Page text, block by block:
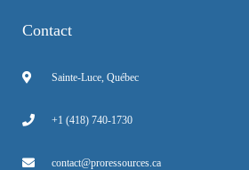
Contact
Sainte-Luce, Québec
+1 (418) 740-1730
contact@proressources.ca